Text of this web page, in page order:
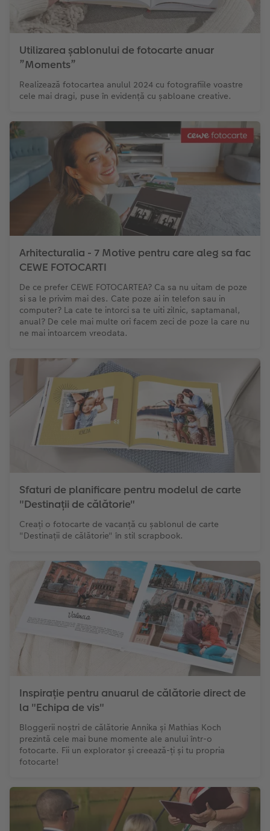
Utilizarea șablonului de fotocarte anuar
”Moments”
Realizează fotocartea anulul 2024 cu fotografiile voastre
cele mai dragi, puse în evidență cu șabloane creative.
Arhitecturalia - 7 Motive pentru care aleg sa fac
CEWE FOTOCARTI
De ce prefer CEWE FOTOCARTEA? Ca sa nu uitam de poze
si sa le privim mai des. Cate poze ai in telefon sau in
computer? La cate te intorci sa te uiti zilnic, saptamanal,
anual? De cele mai multe ori facem zeci de poze la care nu
ne mai intoarcem vreodata.
Sfaturi de planificare pentru modelul de carte
"Destinații de călătorie"
Creați o fotocarte de vacanță cu șablonul de carte
"Destinații de călătorie" în stil scrapbook.
Inspirație pentru anuarul de călătorie direct de
la "Echipa de vis"
Bloggerii noștri de călătorie Annika și Mathias Koch
prezintă cele mai bune momente ale anului într-o
fotocarte. Fii un explorator și creează-ți și tu propria
fotocarte!